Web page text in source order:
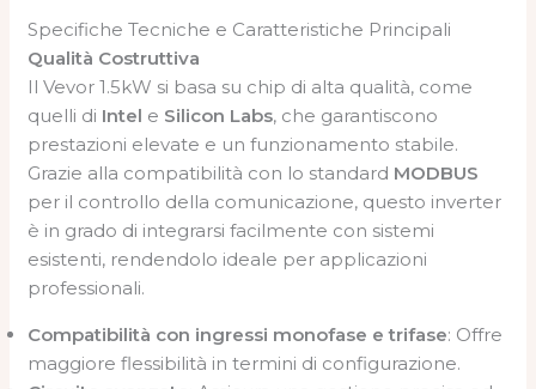
Specifiche Tecniche e Caratteristiche Principali
Qualità Costruttiva
Il Vevor 1.5kW si basa su chip di alta qualità, come
quelli di Intel e Silicon Labs, che garantiscono
prestazioni elevate e un funzionamento stabile.
Grazie alla compatibilità con lo standard MODBUS
per il controllo della comunicazione, questo inverter
è in grado di integrarsi facilmente con sistemi
esistenti, rendendolo ideale per applicazioni
professionali.
Compatibilità con ingressi monofase e trifase: Offre
maggiore flessibilità in termini di configurazione.